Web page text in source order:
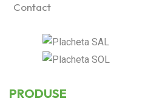
Contact
PRODUSE